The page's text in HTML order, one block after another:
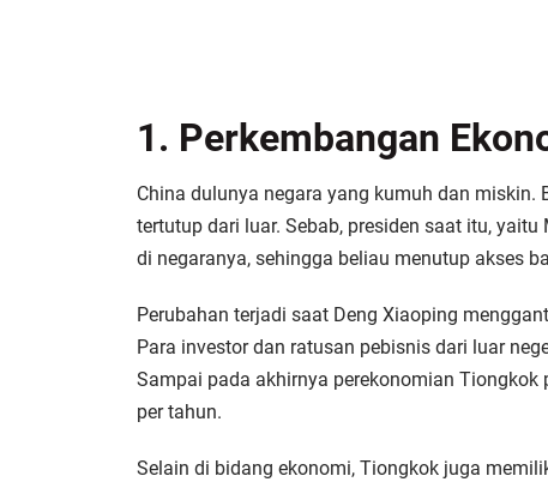
1. Perkembangan
China dulunya negara yang kumuh dan miskin.
tertutup dari luar. Sebab, presiden saat itu,
di negaranya, sehingga beliau menutup akses
Perubahan terjadi saat Deng Xiaoping
Para investor dan ratusan pebisnis dari luar
Sampai pada akhirnya perekonomian
per tahun.
Selain di bidang ekonomi, Tiongkok juga